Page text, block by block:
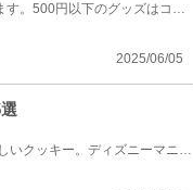
ディズニーシーで購入できる500円以下のおすすめグッズをご紹介します。500円以下のグッズはコスパが良...
2025/06/05
東京ディズニーランドのお土産といえば、昔から定番のサクサク美味しいクッキー。ディズニーマニアが厳...